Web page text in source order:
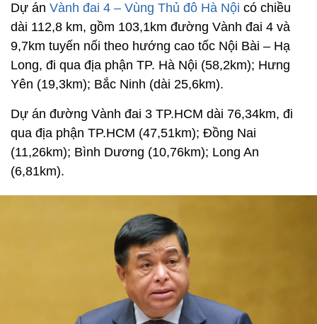
Dự án Vành đai 4 – Vùng Thủ đô Hà Nội có chiều
dài 112,8 km, gồm 103,1km đường Vành đai 4 và
9,7km tuyến nối theo hướng cao tốc Nội Bài – Hạ
Long, đi qua địa phận TP. Hà Nội (58,2km); Hưng
Yên (19,3km); Bắc Ninh (dài 25,6km).
Dự án đường Vành đai 3 TP.HCM dài 76,34km, đi
qua địa phận TP.HCM (47,51km); Đồng Nai
(11,26km); Bình Dương (10,76km); Long An
(6,81km).